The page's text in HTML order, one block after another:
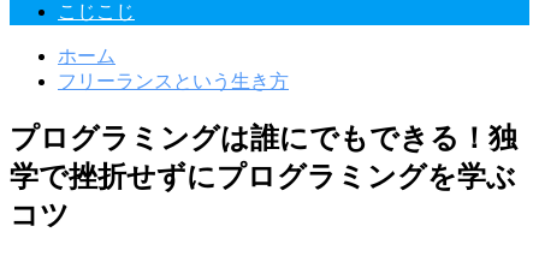
こじこじ
ホーム
フリーランスという生き方
プログラミングは誰にでもできる！独
学で挫折せずにプログラミングを学ぶ
コツ